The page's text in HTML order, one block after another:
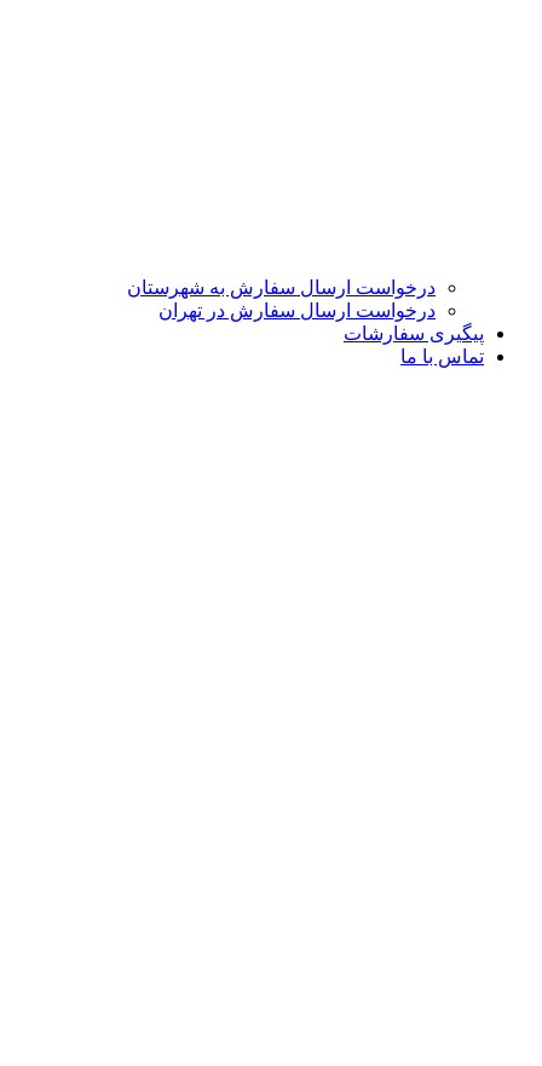
درخواست ارسال سفارش به شهرستان
درخواست ارسال سفارش در تهران
پیگیری سفارشات
تماس با ما